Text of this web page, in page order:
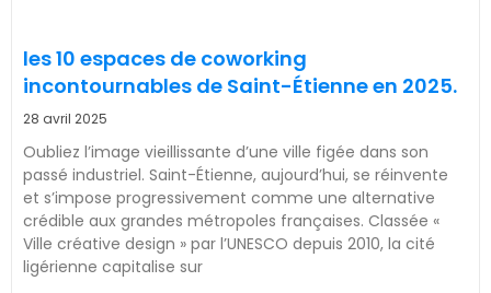
les 10 espaces de coworking
incontournables de Saint-Étienne en 2025.
28 avril 2025
Oubliez l’image vieillissante d’une ville figée dans son
passé industriel. Saint-Étienne, aujourd’hui, se réinvente
et s’impose progressivement comme une alternative
crédible aux grandes métropoles françaises. Classée «
Ville créative design » par l’UNESCO depuis 2010, la cité
ligérienne capitalise sur